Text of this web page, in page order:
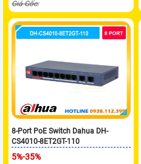
Giá Gốc:
8-Port PoE Switch Dahua DH-
CS4010-8ET2GT-110
5%-35%